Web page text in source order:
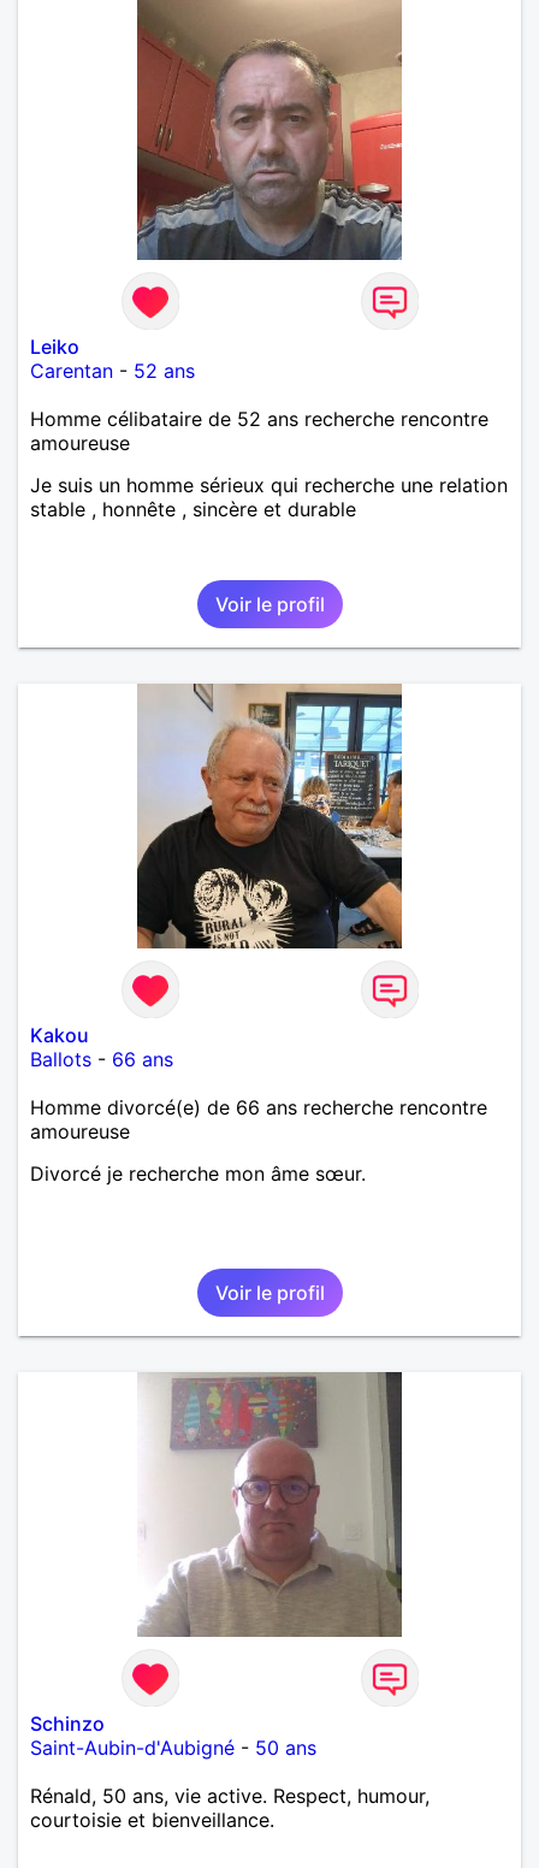
Leiko
Carentan - 52 ans
Homme célibataire de 52 ans recherche rencontre
amoureuse
Je suis un homme sérieux qui recherche une relation
stable , honnête , sincère et durable
Voir le profil
Kakou
Ballots - 66 ans
Homme divorcé(e) de 66 ans recherche rencontre
amoureuse
Divorcé je recherche mon âme sœur.
Voir le profil
Schinzo
Saint-Aubin-d'Aubigné - 50 ans
Rénald, 50 ans, vie active. Respect, humour,
courtoisie et bienveillance.